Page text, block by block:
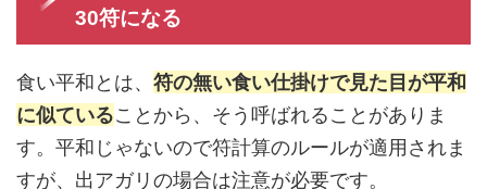
30符になる
食い平和とは、 符の無い食い仕掛けで見た目が平和
に似ていることから、そう呼ばれることがありま
す。平和じゃないので符計算のルールが適用されま
すが、出アガリの場合は注意が必要です。